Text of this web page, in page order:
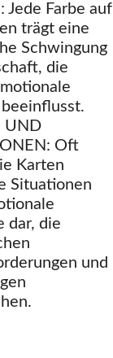
Jede Farbe auf
trägt eine
Schwingung
die
UND
Oft
Karten
Situationen
dar, die
und